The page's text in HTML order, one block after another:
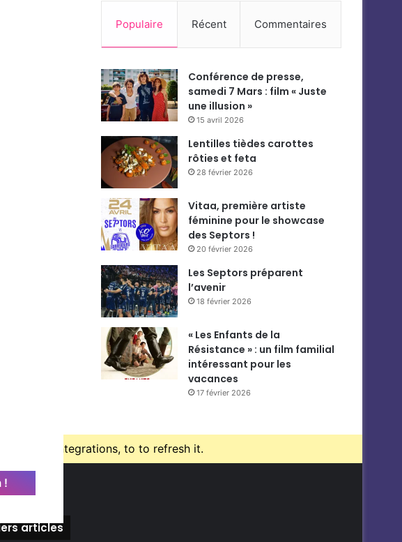
Populaire Récent Commentaires
Conférence de presse,
samedi 7 Mars : film « Juste
une illusion »
15 avril 2026
Lentilles tièdes carottes
rôties et feta
28 février 2026
Vitaa, première artiste
féminine pour le showcase
des Septors !
20 février 2026
Les Septors préparent
l’avenir
18 février 2026
« Les Enfants de la
Résistance » : un film familial
intéressant pour les
vacances
17 février 2026
!
page > Integrations, to to refresh it.
articles